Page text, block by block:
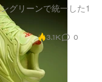
グリーンで統一した1
3.1K 0